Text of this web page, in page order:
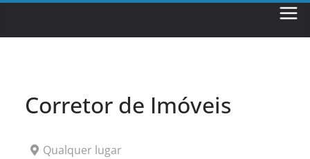
Corretor de Imóveis
Qualquer lugar